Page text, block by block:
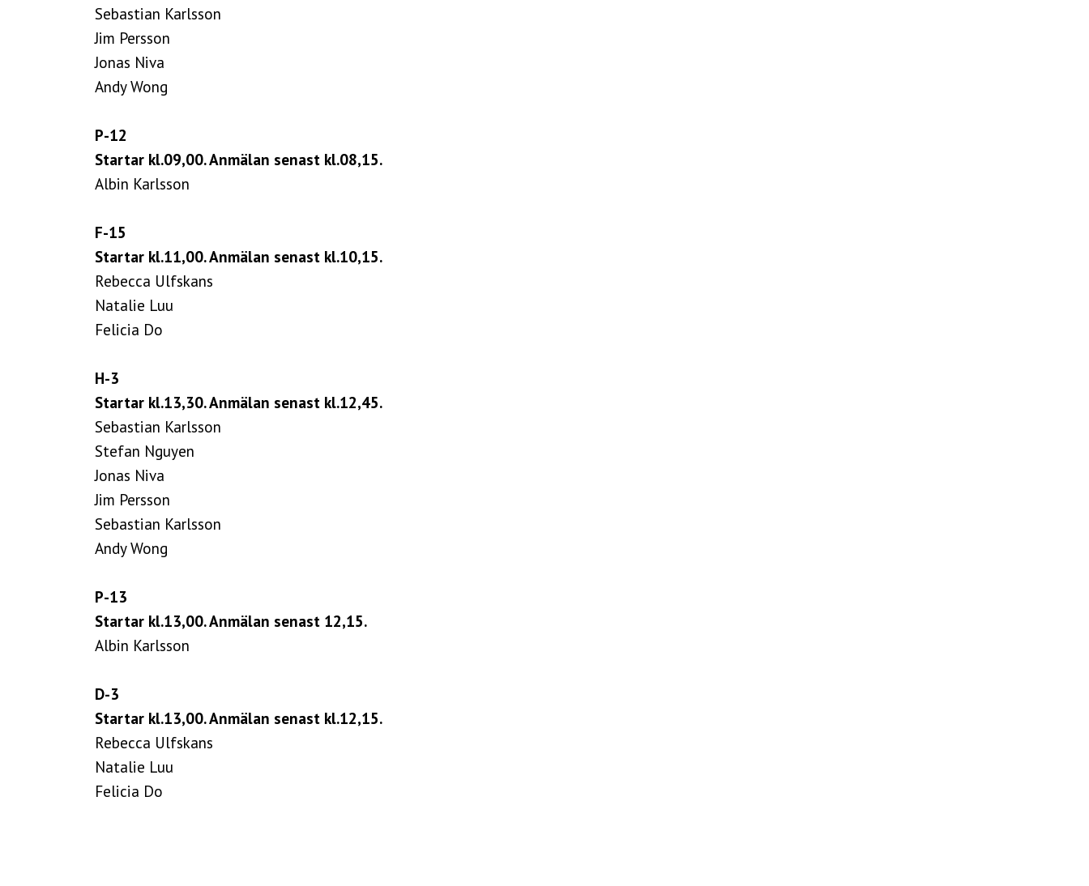
Sebastian Karlsson
Jim Persson
Jonas Niva
Andy Wong
P-12
Startar kl.09,00. Anmälan senast kl.08,15.
Albin Karlsson
F-15
Startar kl.11,00. Anmälan senast kl.10,15.
Rebecca Ulfskans
Natalie Luu
Felicia Do
H-3
Startar kl.13,30. Anmälan senast kl.12,45.
Sebastian Karlsson
Stefan Nguyen
Jonas Niva
Jim Persson
Sebastian Karlsson
Andy Wong
P-13
Startar kl.13,00. Anmälan senast 12,15.
Albin Karlsson
D-3
Startar kl.13,00. Anmälan senast kl.12,15.
Rebecca Ulfskans
Natalie Luu
Felicia Do